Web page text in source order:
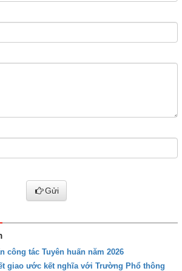
Gửi
công tác Tuyên huấn năm 2026
giao ước kết nghĩa với Trường Phổ thông